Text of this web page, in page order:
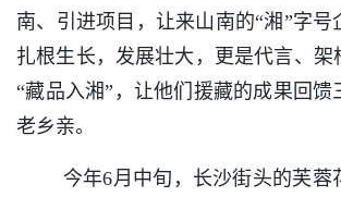
南、引进项目，让来山南的“湘”字号
扎根生长，发展壮大，更是代言、架
“藏品入湘”，让他们援藏的成果回馈
老乡亲。
今年6月中旬，长沙街头的芙蓉